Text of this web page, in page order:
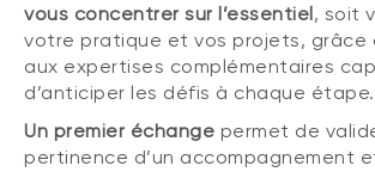
vous concentrer sur l’essentiel, soit
votre pratique et vos projets, grâce
aux expertises complémentaires
d’anticiper les défis à chaque étape.
Un premier échange permet de
pertinence d’un accompagnement